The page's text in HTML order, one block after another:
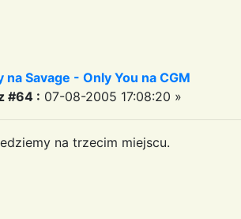
na Savage - Only You na CGM
#64 : 07-08-2005 17:08:20 »
na trzecim miejscu.